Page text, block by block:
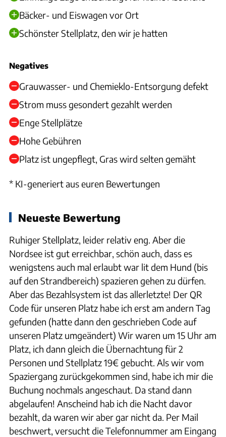
Bäcker- und Eiswagen vor Ort
Schönster Stellplatz, den wir je hatten
Negatives
Grauwasser- und Chemieklo-Entsorgung defekt
Strom muss gesondert gezahlt werden
Enge Stellplätze
Hohe Gebühren
Platz ist ungepflegt, Gras wird selten gemäht
* KI-generiert aus euren Bewertungen
Neueste Bewertung
Ruhiger Stellplatz, leider relativ eng. Aber die
Nordsee ist gut erreichbar, schön auch, dass es
wenigstens auch mal erlaubt war lit dem Hund (bis
auf den Strandbereich) spazieren gehen zu dürfen.
Aber das Bezahlsystem ist das allerletzte! Der QR
Code für unseren Platz habe ich erst am andern Tag
gefunden (hatte dann den geschrieben Code auf
unseren Platz umgeändert) Wir waren um 15 Uhr am
Platz, ich dann gleich die Übernachtung für 2
Personen und Stellplatz 19€ gebucht. Als wir vom
Spaziergang zurückgekommen sind, habe ich mir die
Buchung nochmals angeschaut. Da stand dann
abgelaufen! Anscheind hab ich die Nacht davor
bezahlt, da waren wir aber gar nicht da. Per Mail
beschwert, versucht die Telefonnummer am Eingang